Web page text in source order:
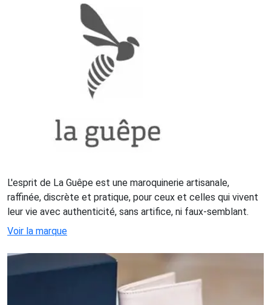
L'esprit de La Guêpe est une maroquinerie artisanale,
raffinée, discrète et pratique, pour ceux et celles qui vivent
leur vie avec authenticité, sans artifice, ni faux-semblant.
Voir la marque